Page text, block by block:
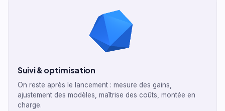
Suivi & optimisation
On reste après le lancement : mesure des gains,
ajustement des modèles, maîtrise des coûts, montée en
charge.